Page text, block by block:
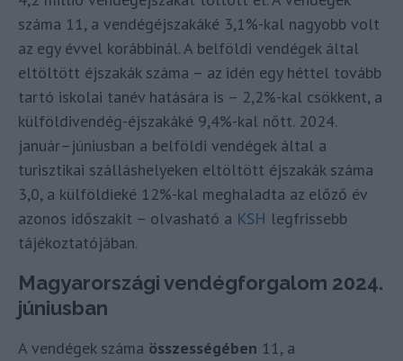
száma 11, a vendégéjszakáké 3,1%-kal nagyobb volt
az egy évvel korábbinál. A belföldi vendégek által
eltöltött éjszakák száma – az idén egy héttel tovább
tartó iskolai tanév hatására is – 2,2%-kal csökkent, a
külföldivendég-éjszakáké 9,4%-kal nőtt. 2024.
január–júniusban a belföldi vendégek által a
turisztikai szálláshelyeken eltöltött éjszakák száma
3,0, a külföldieké 12%-kal meghaladta az előző év
azonos időszakit – olvasható a KSH legfrissebb
tájékoztatójában.
Magyarországi vendégforgalom 2024.
júniusban
A vendégek száma összességében 11, a